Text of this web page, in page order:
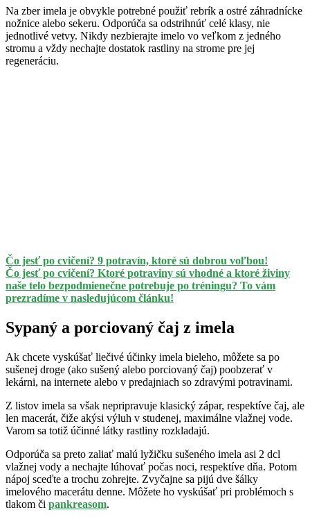
Na zber imela je obvykle potrebné použiť rebrík a ostré záhradnícke
nožnice alebo sekeru. Odporúča sa odstrihnúť celé klasy, nie
jednotlivé vetvy. Nikdy nezbierajte imelo vo veľkom z jedného
stromu a vždy nechajte dostatok rastliny na strome pre jej
regeneráciu.
Čo jesť po cvičení? 9 potravín, ktoré sú dobrou voľbou!
Čo jesť po cvičení? Ktoré potraviny sú vhodné a ktoré živiny
naše telo bezpodmienečne potrebuje po tréningu? To vám
prezradíme v nasledujúcom článku!
Sypaný a porciovaný čaj z imela
Ak chcete vyskúšať liečivé účinky imela bieleho, môžete sa po
sušenej droge (ako sušený alebo porciovaný čaj) poobzerať v
lekárni, na internete alebo v predajniach so zdravými potravinami.
Z listov imela sa však nepripravuje klasický zápar, respektíve čaj, ale
len macerát, čiže akýsi výluh v studenej, maximálne vlažnej vode.
Varom sa totiž účinné látky rastliny rozkladajú.
Odporúča sa preto zaliať malú lyžičku sušeného imela asi 2 dcl
vlažnej vody a nechajte lúhovať počas noci, respektíve dňa. Potom
nápoj sceďte a trochu zohrejte. Zvyčajne sa pijú dve šálky
imelového macerátu denne. Môžete ho vyskúšať pri problémoch s
tlakom či pankreasom.